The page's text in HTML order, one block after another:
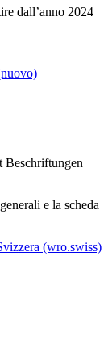
dall’anno 2024
Beschriftungen
e la scheda
(wro.swiss)